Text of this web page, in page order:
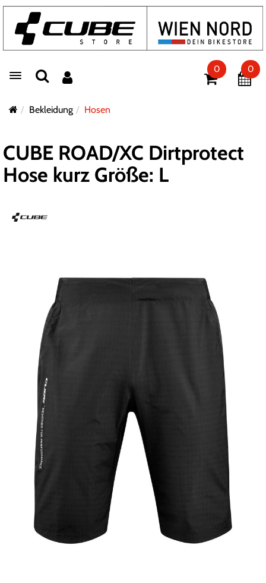
Toggle navigation
0 0
Bekleidung Hosen
CUBE ROAD/XC Dirtprotect
Hose kurz Größe: L